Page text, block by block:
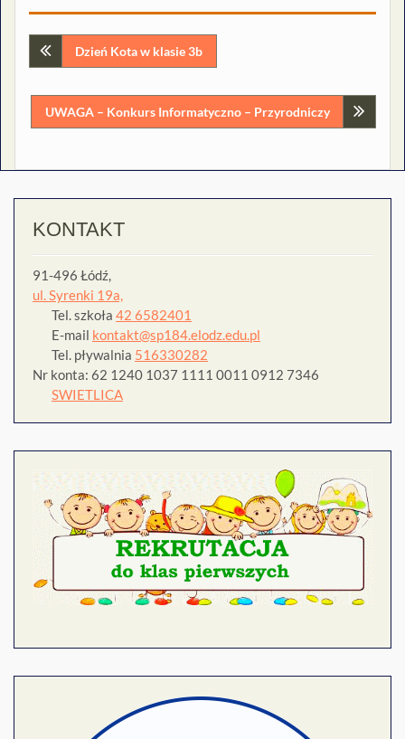
Nawigacja
wpisu
Dzień Kota w klasie 3b
UWAGA – Konkurs Informatyczno – Przyrodniczy
KONTAKT
91-496 Łódź,
ul. Syrenki 19a,
Tel. szkoła 42 6582401
E-mail kontakt@sp184.elodz.edu.pl
Tel. pływalnia 516330282
Nr konta: 62 1240 1037 1111 0011 0912 7346
SWIETLICA